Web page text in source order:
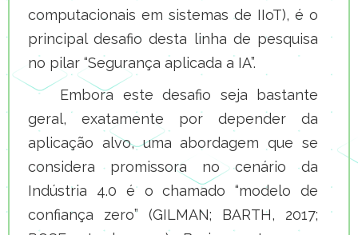
computacionais em sistemas de IIoT), é o
principal desafio desta linha de pesquisa
no pilar “Segurança aplicada a IA”.
Embora este desafio seja bastante
geral, exatamente por depender da
aplicação alvo, uma abordagem que se
considera promissora no cenário da
Indústria 4.0 é o chamado “modelo de
confiança zero” (GILMAN; BARTH, 2017;